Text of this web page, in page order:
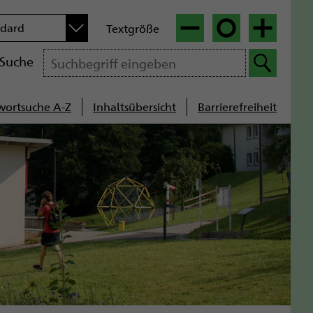
Textgröße
Suche
A-Z Inhaltsübersicht Barrierefreiheit